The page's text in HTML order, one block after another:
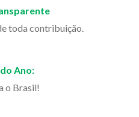
toda contribuição.
Ano:
o Brasil!